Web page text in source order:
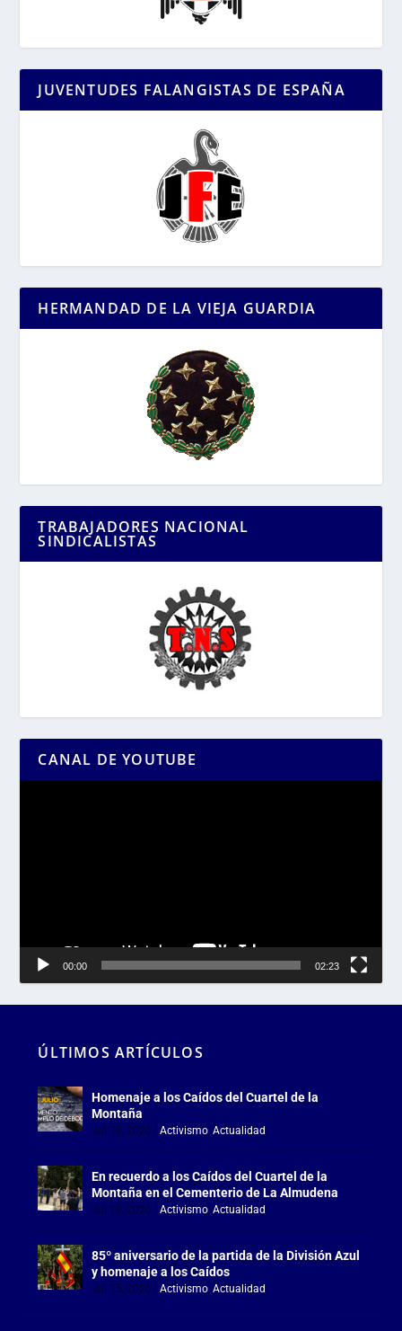
JUVENTUDES FALANGISTAS DE ESPAÑA
HERMANDAD DE LA VIEJA GUARDIA
TRABAJADORES NACIONAL
SINDICALISTAS
CANAL DE YOUTUBE
00:00 02:23
ÚLTIMOS ARTÍCULOS
Homenaje a los Caídos del Cuartel de la
Montaña
Jul 18, 2026 |Activismo,Actualidad
En recuerdo a los Caídos del Cuartel de la
Montaña en el Cementerio de La Almudena
Jul 18, 2026 |Activismo,Actualidad
85º aniversario de la partida de la División Azul
y homenaje a los Caídos
Jul 15, 2026 |Activismo,Actualidad